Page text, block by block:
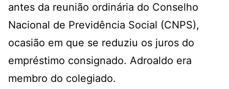
antes da reunião ordinária do Conselho
Nacional de Previdência Social (CNPS),
ocasião em que se reduziu os juros do
empréstimo consignado. Adroaldo era
membro do colegiado.